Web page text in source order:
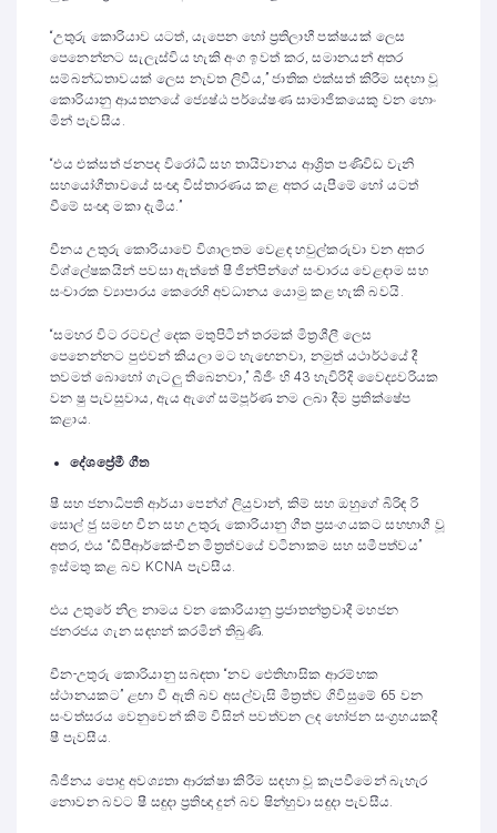
“උතුරු කොරියාව යටත්, යැපෙන හෝ ප්‍රතිලාභී පක්ෂයක් ලෙස
පෙනෙන්නට සැලැස්විය හැකි අංග ඉවත් කර, සමානයන් අතර
සම්බන්ධතාවයක් ලෙස නැවත ලිවීය,” ජාතික එක්සත් කිරීම සඳහා වූ
කොරියානු ආයතනයේ ජ්‍යෙෂ්ඨ පර්යේෂණ සාමාජිකයෙකු වන හොං
මින් පැවසීය.
“එය එක්සත් ජනපද විරෝධී සහ තායිවානය ආශ්‍රිත පණිවිඩ වැනි
සහයෝගීතාවයේ සංඥා විස්තාරණය කළ අතර යැපීමේ හෝ යටත්
වීමේ සංඥා මකා දැමීය.”
චීනය උතුරු කොරියාවේ විශාලතම වෙළඳ හවුල්කරුවා වන අතර
විශ්ලේෂකයින් පවසා ඇත්තේ ෂී ජින්පින්ගේ සංචාරය වෙළඳාම සහ
සංචාරක ව්‍යාපාරය කෙරෙහි අවධානය යොමු කළ හැකි බවයි.
“සමහර විට රටවල් දෙක මතුපිටින් තරමක් මිත්‍රශීලී ලෙස
පෙනෙන්නට පුළුවන් කියලා මට හැඟෙනවා, නමුත් යථාර්ථයේ දී
තවමත් බොහෝ ගැටලු තිබෙනවා,” බීජිං හි 43 හැවිරිදි වෛද්‍යවරියක
වන ෂු පැවසුවාය, ඇය ඇගේ සම්පූර්ණ නම ලබා දීම ප්‍රතික්ෂේප
කළාය.
දේශප්‍රේමී ගීත
ෂී සහ ජනාධිපති ආර්යා පෙන්ග් ලියුවාන්, කිම් සහ ඔහුගේ බිරිඳ රි
සොල් ජු සමඟ චීන සහ උතුරු කොරියානු ගීත ප්‍රසංගයකට සහභාගී වූ
අතර, එය “ඩීපීආර්කේ-චීන මිත්‍රත්වයේ වටිනාකම සහ සමීපත්වය”
ඉස්මතු කළ බව KCNA පැවසීය.
එය උතුරේ නිල නාමය වන කොරියානු ප්‍රජාතන්ත්‍රවාදී මහජන
ජනරජය ගැන සඳහන් කරමින් තිබුණි.
චීන-උතුරු කොරියානු සබඳතා “නව ඓතිහාසික ආරම්භක
ස්ථානයකට” ළඟා වී ඇති බව අසල්වැසි මිත්‍රත්ව ගිවිසුමේ 65 වන
සංවත්සරය වෙනුවෙන් කිම් විසින් පවත්වන ලද භෝජන සංග්‍රහයකදී
ෂී පැවසීය.
බීජිනය පොදු අවශ්‍යතා ආරක්ෂා කිරීම සඳහා වූ කැපවීමෙන් බැහැර
නොවන බවට ෂී සඳුදා ප්‍රතිඥා දුන් බව ෂින්හුවා සඳුදා පැවසීය.